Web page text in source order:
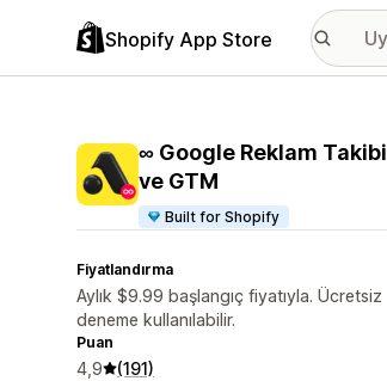
Shopify App Store
∞ Google Reklam Takibi
ve GTM
Built for Shopify
Fiyatlandırma
Aylık $9.99 başlangıç fiyatıyla. Ücretsiz
deneme kullanılabilir.
Puan
4,9 (191)